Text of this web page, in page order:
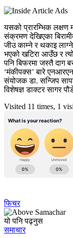
यसको प्रारम्भिक
संक्रमण देखिएका
जीउ काम्ने र थकाइ
भएको खटिरा आउँछ र
पनि बिफरमा जस्तै दाग
‘मंकीपक्स’ बारे
संयोजक डा. सन्जिप
विशेषज्ञ डाक्टर सागर
Visited 11 times, 1
फिचर
यो पनि पढ्नुस
समाचार